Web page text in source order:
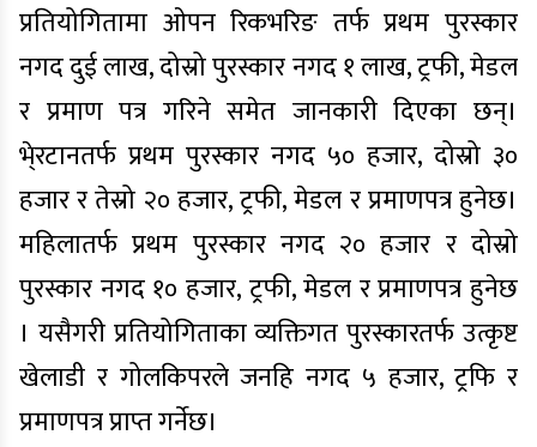
प्रतियोगितामा ओपन रिकभरिङ तर्फ प्रथम पुरस्कार
नगद दुई लाख, दोस्रो पुरस्कार नगद १ लाख, ट्रफी, मेडल
र प्रमाण पत्र गरिने समेत जानकारी दिएका छन्।
भे्रटानतर्फ प्रथम पुरस्कार नगद ५० हजार, दोस्रो ३०
हजार र तेस्रो २० हजार, ट्रफी, मेडल र प्रमाणपत्र हुनेछ।
महिलातर्फ प्रथम पुरस्कार नगद २० हजार र दोस्रो
पुरस्कार नगद १० हजार, ट्रफी, मेडल र प्रमाणपत्र हुनेछ
। यसैगरी प्रतियोगिताका व्यक्तिगत पुरस्कारतर्फ उत्कृष्ट
खेलाडी र गोलकिपरले जनहि नगद ५ हजार, ट्रफि र
प्रमाणपत्र प्राप्त गर्नेछ।